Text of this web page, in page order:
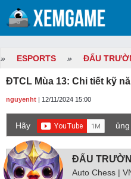
» ESPORTS » ĐẤU
ĐTCL Mùa 13: Chi tiết kỹ
nguyenht | 12/11/2024 15:00
Hãy
game mới hơn nhé!
ĐẤU
Auto Chess |